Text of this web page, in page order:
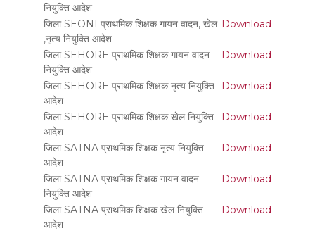
नियुक्ति आदेश
जिला SEONI प्राथमिक शिक्षक गायन वादन, खेल
,नृत्य नियुक्ति आदेश
Download
जिला SEHORE प्राथमिक शिक्षक गायन वादन
नियुक्ति आदेश
Download
जिला SEHORE प्राथमिक शिक्षक नृत्य नियुक्ति
आदेश
Download
जिला SEHORE प्राथमिक शिक्षक खेल नियुक्ति
आदेश
Download
जिला SATNA प्राथमिक शिक्षक नृत्य नियुक्ति
आदेश
Download
जिला SATNA प्राथमिक शिक्षक गायन वादन
नियुक्ति आदेश
Download
जिला SATNA प्राथमिक शिक्षक खेल नियुक्ति
आदेश
Download